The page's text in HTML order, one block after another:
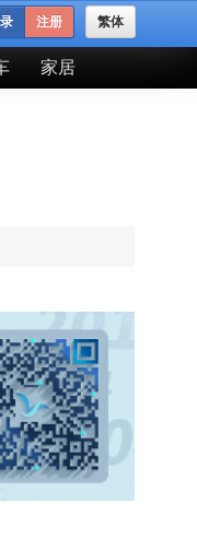
繁体
注册
家居